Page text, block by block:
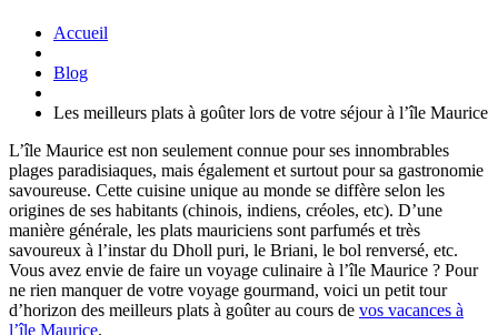
Accueil
Blog
Les meilleurs plats à goûter lors de votre séjour à l’île Maurice
L’île Maurice est non seulement connue pour ses innombrables
plages paradisiaques, mais également et surtout pour sa gastronomie
savoureuse. Cette cuisine unique au monde se diffère selon les
origines de ses habitants (chinois, indiens, créoles, etc). D’une
manière générale, les plats mauriciens sont parfumés et très
savoureux à l’instar du Dholl puri, le Briani, le bol renversé, etc.
Vous avez envie de faire un voyage culinaire à l’île Maurice ? Pour
ne rien manquer de votre voyage gourmand, voici un petit tour
d’horizon des meilleurs plats à goûter au cours de vos vacances à
l’île Maurice.